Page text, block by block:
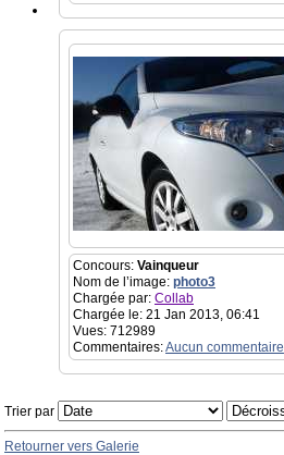
Concours: Vainqueur
Nom de l’image: photo3
Chargée par: Collab
Chargée le: 21 Jan 2013, 06:41
Vues: 712989
Commentaires:Aucun commentaire
Trier par
Retourner vers Galerie